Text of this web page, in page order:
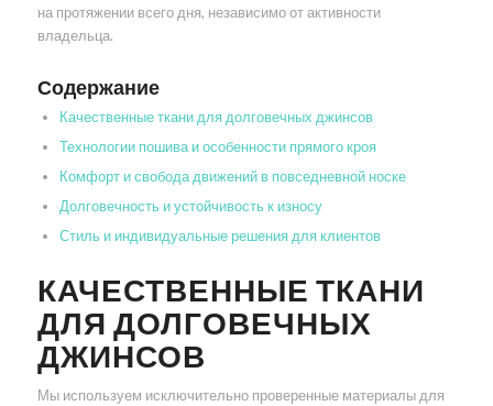
на протяжении всего дня, независимо от активности
владельца.
Содержание
Качественные ткани для долговечных джинсов
Технологии пошива и особенности прямого кроя
Комфорт и свобода движений в повседневной носке
Долговечность и устойчивость к износу
Стиль и индивидуальные решения для клиентов
КАЧЕСТВЕННЫЕ ТКАНИ
ДЛЯ ДОЛГОВЕЧНЫХ
ДЖИНСОВ
Мы используем исключительно проверенные материалы для